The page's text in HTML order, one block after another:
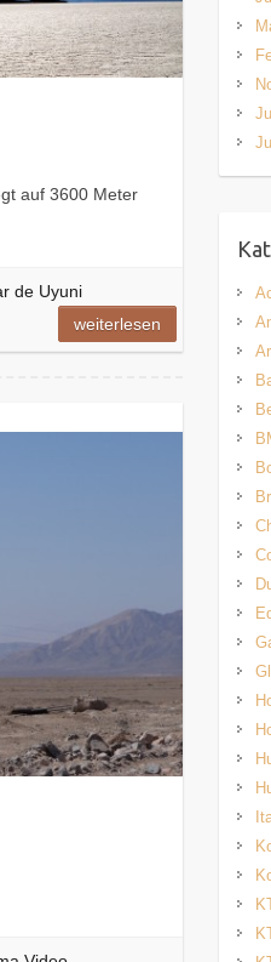
auf 3600 Meter
de Uyuni
weiterlesen